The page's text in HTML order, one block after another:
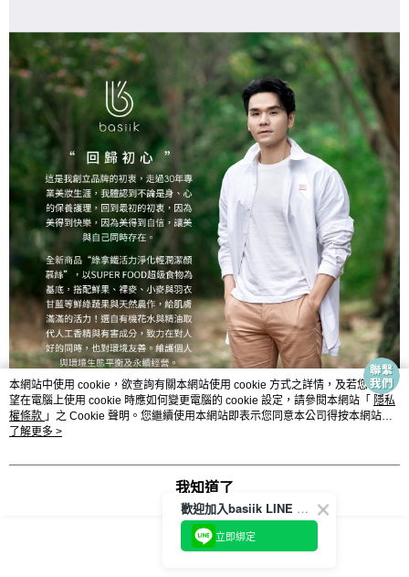
本網站中使用 cookie，欲查詢有關本網站使用 cookie 方式之詳情，及若您不希
望在電腦上使用 cookie 時應如何變更電腦的 cookie 設定，請參閱本網站「 隱私
權條款 」之 Cookie 聲明。您繼續使用本網站即表示您同意本公司得按本網站使
用條款之 Cookie 聲明使用 cookie。
了解更多 >
我知道了
歡迎加入basiik LINE 官方帳號
立即綁定